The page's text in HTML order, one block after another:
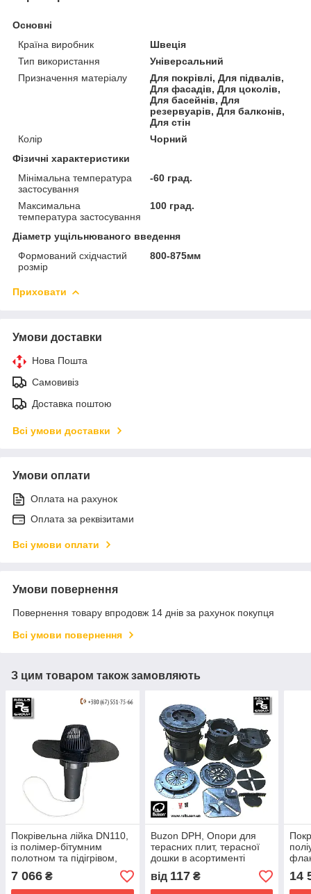
Основні
Країна виробник
Швеція
Тип використання
Універсальний
Призначення матеріалу
Для покрівлі, Для підвалів,
Для фасадів, Для цоколів,
Для басейнів, Для
резервуарів, Для балконів,
Для стін
Колір
Чорний
Фізичні характеристики
Мінімальна температура
застосування
-60 град.
Максимальна
температура застосування
100 град.
Діаметр ущільнюваного введення
Формований східчастий
розмір
800-875мм
Приховати
Умови доставки
Нова Пошта
Самовивіз
Доставка поштою
Всі умови доставки
Умови оплати
Оплата на рахунок
Оплата за реквізитами
Всі умови оплати
Умови повернення
Повернення товару впродовж 14 днів за рахунок покупця
Всі умови повернення
З цим товаром також замовляють
Покрівельна лійка DN110,
із полімер-бітумним
полотном та підігрівом,
вертикальна, Finland
7 066 ₴
Buzon DPH, Опори для
терасних плит, терасної
дошки в асортименті
від 117₴ 14